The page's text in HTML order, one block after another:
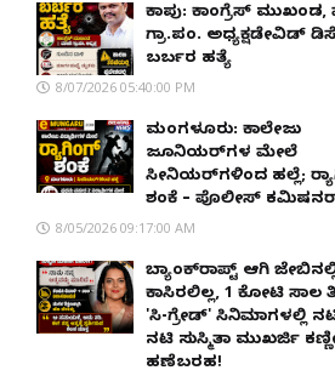
ಕಾಪು: ಕಾಂಗ್ರೆಸ್
ಗ್ರಾ.ಪಂ. ಅಧ್ಯಕ್ಷಡೇವಿಡ್
ಬರ್ಬರ ಹತ್ಯೆ
8/07/2026 05:40:00 PM
ಮಂಗಳೂರು: ಕಾಲೇಜು
ಜೂನಿಯರ್‌ಗಳ ಮೇಲೆ
ಸೀನಿಯರ್‌ಗಳಿಂದ ಹಲ್ಲೆ;
ಶಂಕೆ – ಪೊಲೀಸ್ ಕಮಿಷನರ್
8/05/2026 09:17:00 AM
ಬ್ಯಾಂಕ್‌ರಾಪ್ಟ್‌ ಆಗಿ
ಕಾಸಿರಲಿಲ್ಲ, ₹1 ಕೋಟಿ ಸಾಲ
'ಸಿ-ಗ್ರೇಡ್' ಸಿನಿಮಾಗಳಲ್ಲಿ
ನಟಿ ಸುಸ್ಮಿತಾ ಮುಖರ್ಜಿ
ಹಣೆಬರಹ!